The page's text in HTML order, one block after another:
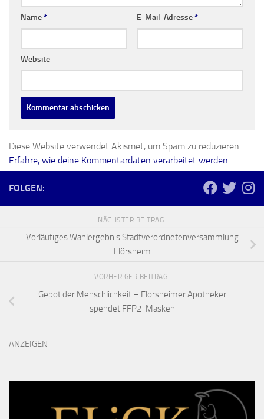
Name* E-Mail-Adresse*
Website
Diese Website verwendet Akismet, um Spam zu reduzieren.
Erfahre, wie deine Kommentardaten verarbeitet werden.
FOLGEN:
NÄCHSTER BEITRAG
Vorläufiges Wahlergebnis Stadtverordnetenversammlung
Flörsheim
VORHERIGER BEITRAG
Gebot der Menschlichkeit – Flörsheimer Apotheker
spendet FFP2-Masken
ANZEIGEN